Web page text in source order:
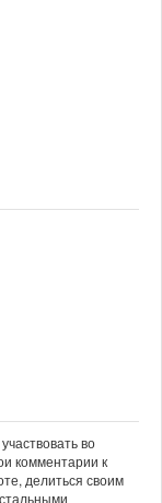
во
комментарии к
делиться своим